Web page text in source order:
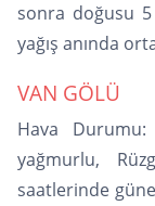
sonra doğusu
yağış anında
VAN GÖLÜ
Hava Durumu:
yağmurlu,
saatlerinde